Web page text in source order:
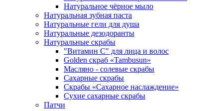
Натуральное чёрное мыло
Натуральная зубная паста
Натуральные гели для душа
Натуральные дезодоранты
Натуральные скрабы
"Витамин С" для лица и волос
Golden скраб «Tambusun»
Масляно - солевые скрабы
Сахарные скрабы
Скрабы «Сахарное наслаждение»
Сухие сахарные скрабы
Патчи